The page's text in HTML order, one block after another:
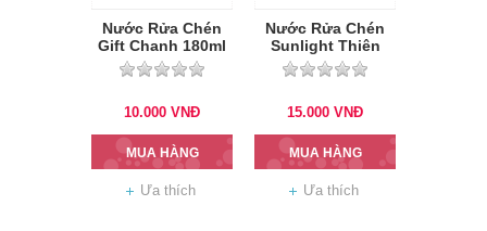
Nước Rửa Chén
Gift Chanh 180ml
10.000 VNĐ
MUA HÀNG
Ưa thích
Nước Rửa Chén
Sunlight Thiên
nhiên 370g
15.000 VNĐ
MUA HÀNG
Ưa thích